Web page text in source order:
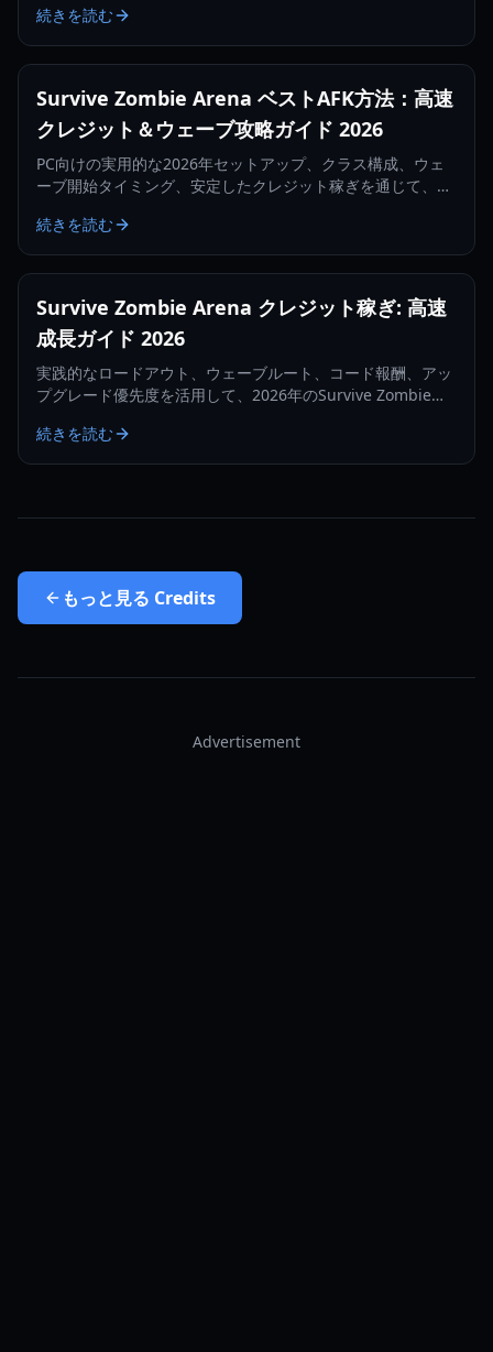
続きを読む
Survive Zombie Arena ベストAFK方法：高速
クレジット＆ウェーブ攻略ガイド 2026
PC向けの実用的な2026年セットアップ、クラス構成、ウェ
ーブ開始タイミング、安定したクレジット稼ぎを通じて、
続きを読む
Survive Zombie Arena クレジット稼ぎ: 高速
成長ガイド 2026
実践的なロードアウト、ウェーブルート、コード報酬、アッ
プグレード優先度を活用して、2026年のSurvive Zombie
う。
続きを読む
もっと見る Credits
Advertisement